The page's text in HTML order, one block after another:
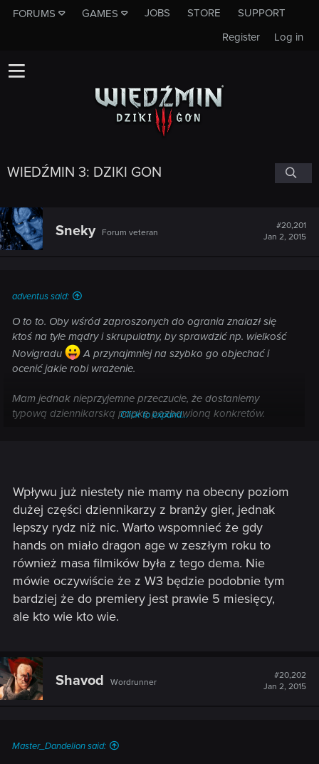
FORUMS GAMES JOBS STORE
SUPPORT
Log in
Register
WIEDŹMIN 3: DZIKI GON
Sneky Forum veteran
#20,201
Jan 2, 2015
adventus said:
O to to. Oby wśród zaproszonych do ogrania znalazł się
ktoś na tyle mądry i skrupulatny, by sprawdzić np. wielkość
Novigradu
A przynajmniej na szybko go objechać i
ocenić jakie robi wrażenie.
Mam jednak nieprzyjemne przeczucie, że dostaniemy
typową dziennikarską papkę pozbawioną konkretów.
Click to expand...
Wpływu już niestety nie mamy na obecny poziom
dużej części dziennikarzy z branży gier, jednak
lepszy rydz niż nic. Warto wspomnieć że gdy
hands on miało dragon age w zeszłym roku to
również masa filmików była z tego dema. Nie
mówie oczywiście że z W3 będzie podobnie tym
bardziej że do premiery jest prawie 5 miesięcy,
ale kto wie kto wie.
Shavod Wordrunner
#20,202
Jan 2, 2015
Master_Dandelion said: